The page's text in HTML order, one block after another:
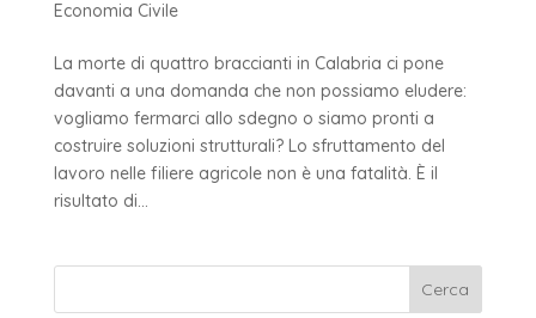
Economia Civile
La morte di quattro braccianti in Calabria ci pone
davanti a una domanda che non possiamo eludere:
vogliamo fermarci allo sdegno o siamo pronti a
costruire soluzioni strutturali? Lo sfruttamento del
lavoro nelle filiere agricole non è una fatalità. È il
risultato di...
Cerca